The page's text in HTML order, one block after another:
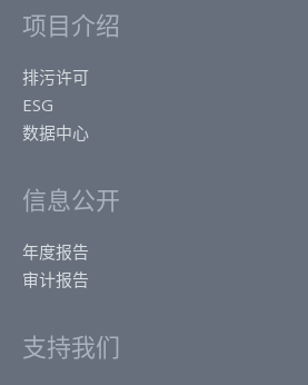
项目介绍
排污许可
ESG
数据中心
信息公开
年度报告
审计报告
支持我们